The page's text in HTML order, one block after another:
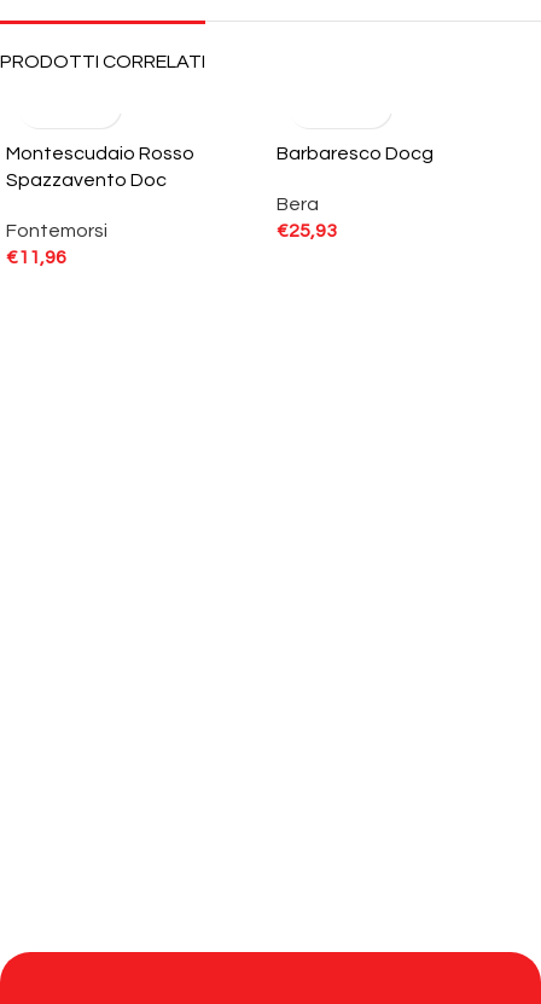
PRODOTTI CORRELATI
Montescudaio Rosso
Spazzavento Doc
Fontemorsi
€11,96
Barbaresco Docg
Bera
€25,93